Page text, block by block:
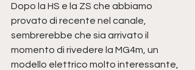
Dopo la HS e la ZS che abbiamo
provato di recente nel canale,
sembrerebbe che sia arrivato il
momento di rivedere la MG4m, un
modello elettrico molto interessante,